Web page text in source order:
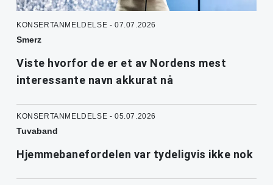
KONSERTANMELDELSE - 07.07.2026
Smerz
Viste hvorfor de er et av Nordens mest
interessante navn akkurat nå
KONSERTANMELDELSE - 05.07.2026
Tuvaband
Hjemmebanefordelen var tydeligvis ikke nok